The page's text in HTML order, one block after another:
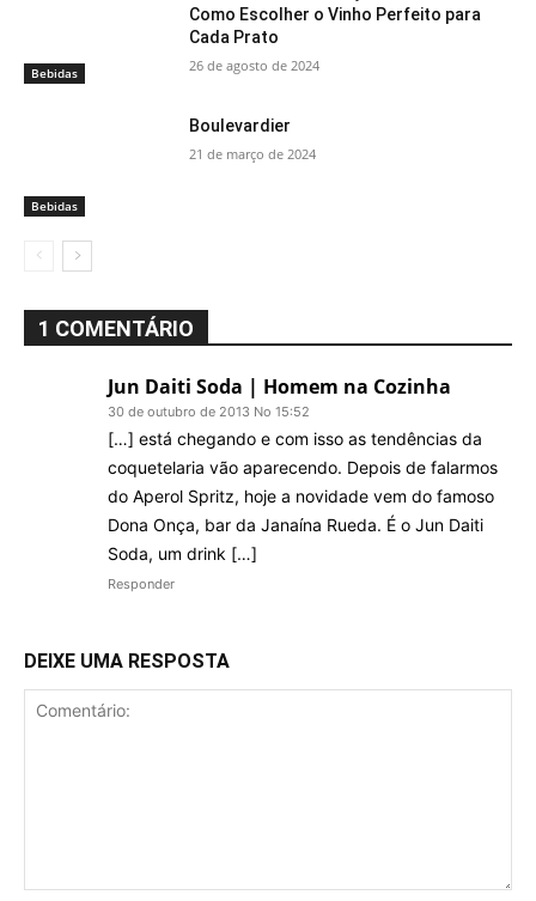
Bebidas
Como Escolher o Vinho Perfeito para
Cada Prato
26 de agosto de 2024
Bebidas
Boulevardier
21 de março de 2024
1 COMENTÁRIO
Jun Daiti Soda | Homem na Cozinha
30 de outubro de 2013 No 15:52
[…] está chegando e com isso as tendências da
coquetelaria vão aparecendo. Depois de falarmos
do Aperol Spritz, hoje a novidade vem do famoso
Dona Onça, bar da Janaína Rueda. É o Jun Daiti
Soda, um drink […]
Responder
DEIXE UMA RESPOSTA